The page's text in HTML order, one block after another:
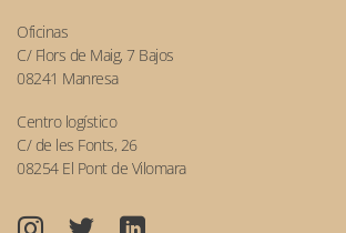
Oficinas
C/ Flors de Maig, 7 Bajos
08241 Manresa
Centro logístico
C/ de les Fonts, 26
08254 El Pont de Vilomara